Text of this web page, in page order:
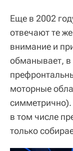
Еще в 2002
отвечают те
внимание и
обманывает, в
моторные
в том числе
только